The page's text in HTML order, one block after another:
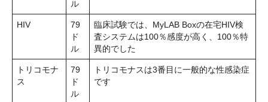
ル
HIV
79
ド
ル
臨床試験では、MyLAB Boxの在宅HIV検
査システムは100％感度が高く、100％特
異的でした
トリコモナ
ス
79
ド
ル
トリコモナスは3番目に一般的な性感染症
です